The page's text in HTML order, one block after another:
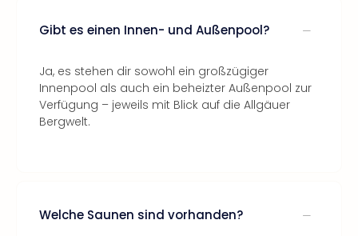
Gibt es einen Innen- und Außenpool?
Ja, es stehen dir sowohl ein großzügiger
Innenpool als auch ein beheizter Außenpool zur
Verfügung – jeweils mit Blick auf die Allgäuer
Bergwelt.
Welche Saunen sind vorhanden?